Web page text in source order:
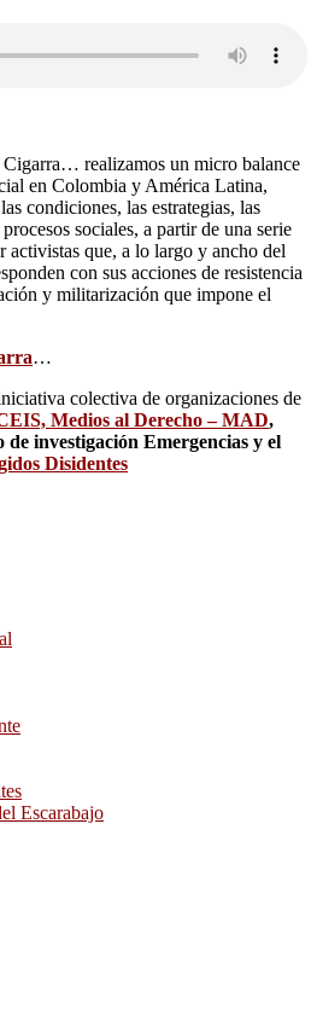
realizamos un micro balance
en Colombia y América Latina,
condiciones, las estrategias, las
sociales, a partir de una serie
activistas que, a lo largo y ancho del
con sus acciones de resistencia
y militarización que impone el
…
colectiva de organizaciones de
Medios al Derecho – MAD,
de investigación Emergencias y el
Disidentes
Escarabajo